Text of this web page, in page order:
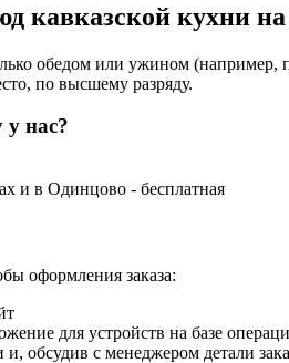
кавказской кухни
обедом или ужином (например,
по высшему разряду.
у нас?
и в Одинцово - бесплатная
оформления заказа:
для устройств на базе
обсудив с менеджером детали